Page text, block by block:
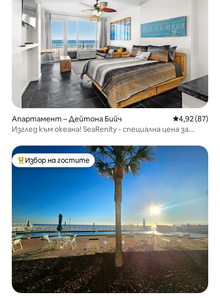
Апартамент – Дейтона Бийч Средна
4,92 (87)
Изглед към океана! SeaRenity - специална цена за
Най-популярен избор на гостите
Избор на гостите